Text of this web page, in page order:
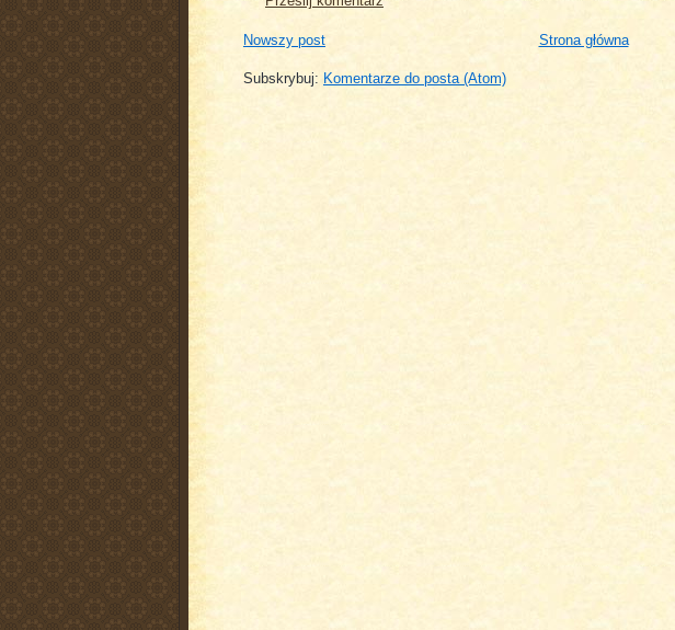
Nowszy post Strona główna
Subskrybuj: Komentarze do posta (Atom)